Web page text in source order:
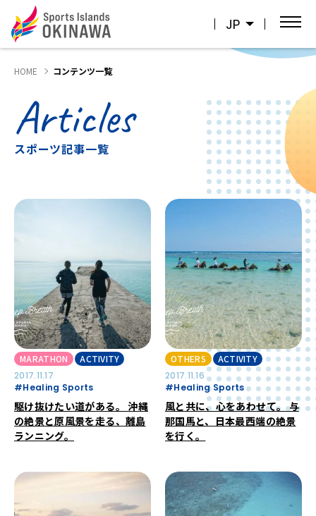
JP
HOME コンテンツ一覧
Articles
スポーツ記事一覧
MARATHON
ACTIVITY
2017.11.17
#Healing Sports
駆け抜けたい道がある。 沖縄
の絶景と原風景を走る、離島
ランニング。
OTHERS
ACTIVITY
2017.11.16
#Healing Sports
風と共に、心をあわせて。 与
那国馬と、日本最西端の絶景
を行く。